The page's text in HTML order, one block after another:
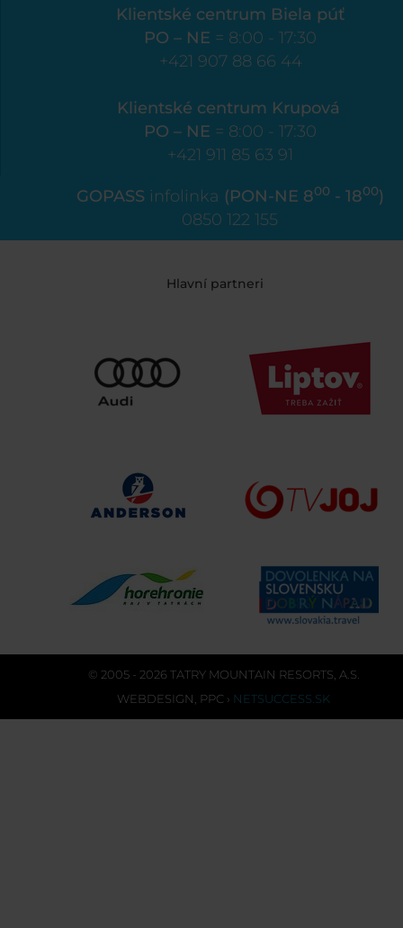
Klientské centrum Biela púť
PO – NE = 8:00 - 17:30
+421 907 88 66 44
Klientské centrum Krupová
PO – NE = 8:00 - 17:30
+421 911 85 63 91
GOPASS infolinka (PON-NE 800 - 1800)
0850 122 155
Hlavní partneri
© 2005 - 2026 TATRY MOUNTAIN RESORTS, A.S.
WEBDESIGN PPC › NETSUCCESS.SK